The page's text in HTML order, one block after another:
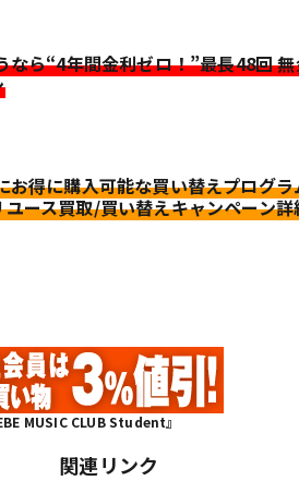
なら“4年間金利ゼロ！”最長48回
お得に購入可能な買い替えプログラ
ユース買取/買い替えキャンペーン
MUSIC CLUB Student』
関連リンク